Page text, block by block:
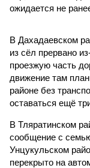
ожидается не
В Дахадаевском
из сёл прервано
проезжую часть
движение там
районе без
оставаться ещё
В Тляратинском
сообщение с
Унцукульском
перекрыто на